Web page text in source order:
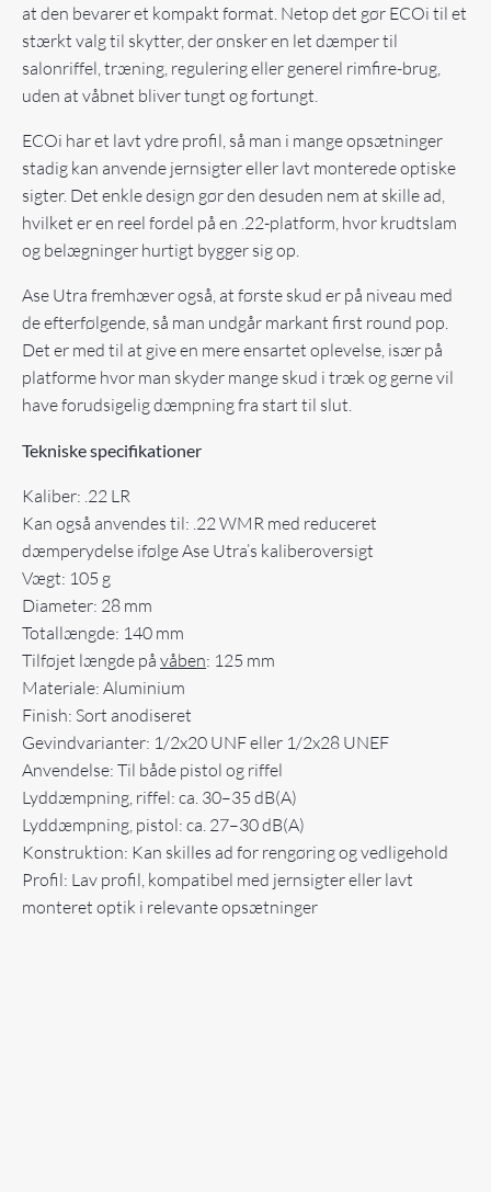
at den bevarer et kompakt format. Netop det gør ECOi til et
stærkt valg til skytter, der ønsker en let dæmper til
salonriffel, træning, regulering eller generel rimfire-brug,
uden at våbnet bliver tungt og fortungt.
ECOi har et lavt ydre profil, så man i mange opsætninger
stadig kan anvende jernsigter eller lavt monterede optiske
sigter. Det enkle design gør den desuden nem at skille ad,
hvilket er en reel fordel på en .22-platform, hvor krudtslam
og belægninger hurtigt bygger sig op.
Ase Utra fremhæver også, at første skud er på niveau med
de efterfølgende, så man undgår markant first round pop.
Det er med til at give en mere ensartet oplevelse, især på
platforme hvor man skyder mange skud i træk og gerne vil
have forudsigelig dæmpning fra start til slut.
Tekniske specifikationer
Kaliber: .22 LR
Kan også anvendes til: .22 WMR med reduceret
dæmperydelse ifølge Ase Utra’s kaliberoversigt
Vægt: 105 g
Diameter: 28 mm
Totallængde: 140 mm
Tilføjet længde på våben: 125 mm
Materiale: Aluminium
Finish: Sort anodiseret
Gevindvarianter: 1/2x20 UNF eller 1/2x28 UNEF
Anvendelse: Til både pistol og riffel
Lyddæmpning, riffel: ca. 30–35 dB(A)
Lyddæmpning, pistol: ca. 27–30 dB(A)
Konstruktion: Kan skilles ad for rengøring og vedligehold
Profil: Lav profil, kompatibel med jernsigter eller lavt
monteret optik i relevante opsætninger